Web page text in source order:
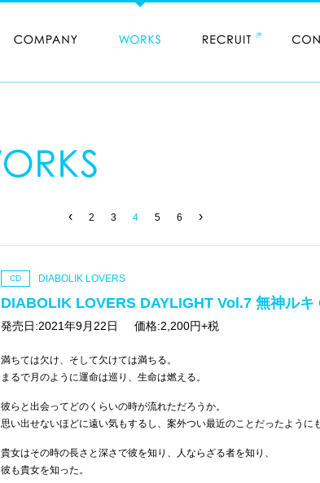
‹ 2 3 4 5 6 ›
CD DIABOLIK LOVERS
DIABOLIK LOVERS DAYLIGHT Vol.7 無神ルキ
発売日:2021年9月22日 価格:2,200円+税
満ちては欠け、そして欠けては満ちる。
まるで月のように運命は巡り、生命は燃える。
彼らと出会ってどのくらいの時が流れただろうか。
思い出せないほどに遠い気もするし、案外つい最近のことだったように
貴女はその時の長さと深さで彼を知り、人ならざる者を知り、
彼も貴女を知った。